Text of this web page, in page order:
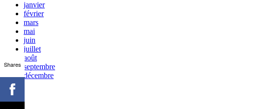
janvier
février
mars
mai
juin
juillet
août
septembre
décembre
2020
Shares